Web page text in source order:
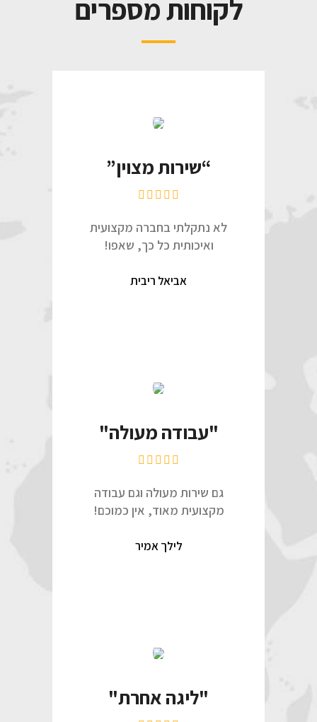
לקוחות מספרים
“שירות מצוין”
לא נתקלתי בחברה מקצועית
ואיכותית כל כך, שאפו!
אביאל ריבית
"עבודה מעולה"
גם שירות מעולה וגם עבודה
מקצועית מאוד, אין כמוכם!
לילך אמיר
"ליגה אחרת"